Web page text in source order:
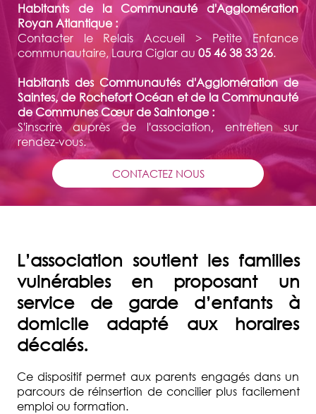
Habitants de la Communauté d'Agglomération
Royan Atlantique :
Contacter le Relais Accueil > Petite Enfance
communautaire, Laura Ciglar au 05 46 38 33 26.
Habitants des Communautés d'Agglomération de
Saintes, de Rochefort Océan et de la Communauté
de Communes Cœur de Saintonge :
S'inscrire auprès de l'association, entretien sur
rendez-vous.
CONTACTEZ NOUS
L’association soutient les familles
vulnérables en proposant un
service de garde d’enfants à
domicile adapté aux horaires
décalés.
Ce dispositif permet aux parents engagés dans un
parcours de réinsertion de concilier plus facilement
emploi ou formation.